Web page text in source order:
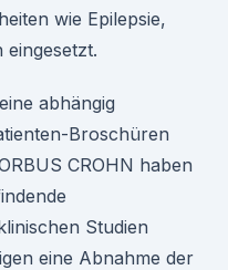
wie Epilepsie,
abhängig
Broschüren
CROHN haben
Studien
eine Abnahme der